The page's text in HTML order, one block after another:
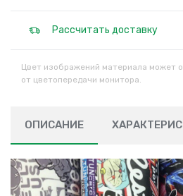
Рассчитать доставку
Цвет изображений материала может
от цветопередачи монитора.
ОПИСАНИЕ